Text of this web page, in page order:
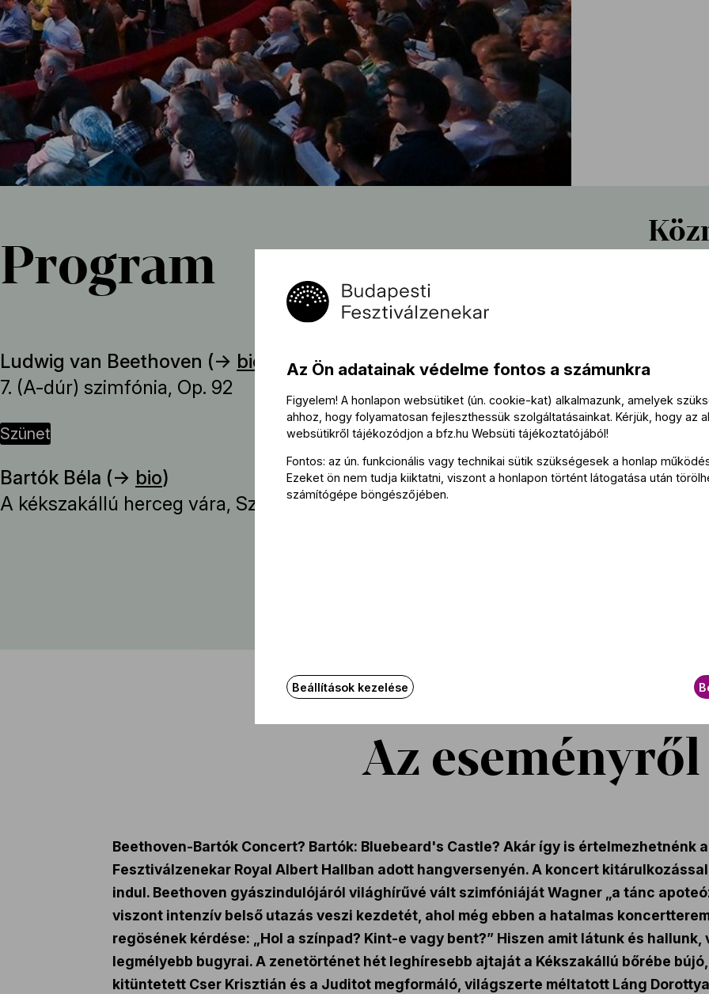
Program
Ludwig van Beethoven (→ bio
7. (A-dúr) szimfónia, Op. 92
szünet
Bartók Béla (→ bio)
A kékszakállú herceg vára, Sz. 48, BB 62
Láng
Cser
Az
Az eseményről
Beethoven-Bartók Concert? Bartók: Bluebeard's Castle? Akár így is értelmezhetnénk
Fesztiválzenekar Royal Albert Hallban adott hangversenyén. A koncert
indul. Beethoven gyászindulójáról világhírűvé vált szimfóniáját Wagner „a tánc
viszont intenzív belső utazás veszi kezdetét, ahol még ebben a hatalmas
regösének kérdése: „Hol a színpad? Kint-e vagy bent?” Hiszen amit látunk és
legmélyebb bugyrai. A zenetörténet hét leghíresebb ajtaját a Kékszakállú bőrébe
kitüntetett Cser Krisztián és a Juditot megformáló, világszerte méltatott Láng
Az Ön adatainak védelme fontos a számunkra
Figyelem! A honlapon websütiket (ún. cookie-kat) alkalmazunk, amelyek
ahhoz, hogy folyamatosan fejleszthessük szolgáltatásainkat. Kérjük, hogy az
websütikről tájékozódjon a bfz.hu Websüti tájékoztatójából!
Fontos: az ún. funkcionális vagy technikai sütik szükségesek a honlap
Ezeket ön nem tudja kiiktatni, viszont a honlapon történt látogatása után
számítógépe böngészőjében.
Beállítások kezelése